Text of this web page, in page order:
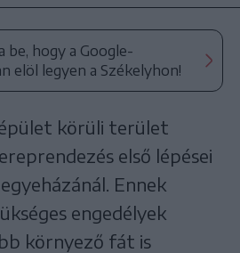
hogy a Google-
elöl legyen a Székelyhon!
körüli terület
első lépései
Ennek
engedélyek
környező fát is